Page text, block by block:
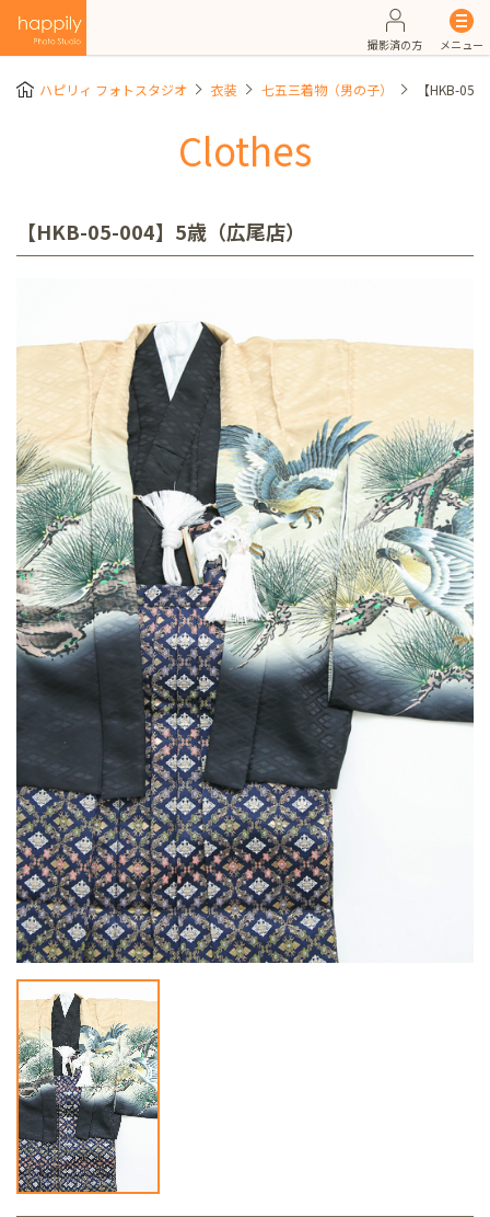
撮影済の方 メニュー
ハピリィ フォトスタジオ 衣装 七五三着物（男の子） 【HKB-
Clothes
【HKB-05-004】5歳（広尾店）